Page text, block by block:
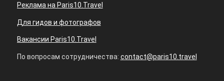
Реклама на Paris10.Travel
Для гидов и фотографов
Вакансии Paris10.Travel
По вопросам сотрудничества: contact@paris10.travel